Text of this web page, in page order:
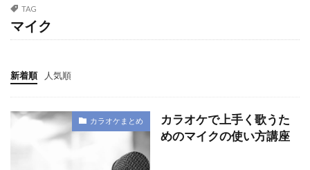
TAG
マイク
新着順 人気順
カラオケまとめ
カラオケで上手く歌うた
めのマイクの使い方講座